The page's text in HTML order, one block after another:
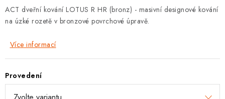
CYLINDRICKÉ VLOŽKY
ZÁMKY, PETLICE A ZÁVORY
SPECIÁLNÍ KOVÁNÍ
ACT dveřní kování LOTUS R HR (bronz) - masivní designové kování
na úzké rozetě v bronzové povrchové úpravě.
Více informací
Provedení